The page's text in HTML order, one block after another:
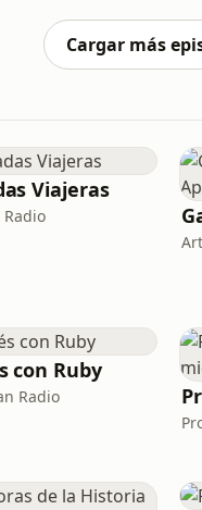
Cargar más
Viajeras
con Ruby
Radio